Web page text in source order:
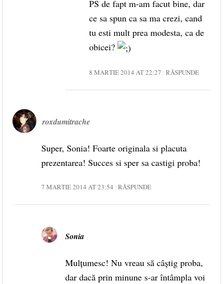
PS de fapt m-am facut bine, dar
ce sa spun ca sa ma crezi, cand
tu esti mult prea modesta, ca de
obicei?
8 MARTIE 2014 AT 22:27 RĂSPUNDE
roxdumitrache
Super, Sonia! Foarte originala si placuta
prezentarea! Succes si sper sa castigi proba!
7 MARTIE 2014 AT 23:54 RĂSPUNDE
Sonia
Mulțumesc! Nu vreau să câștig proba,
dar dacă prin minune s-ar întâmpla voi